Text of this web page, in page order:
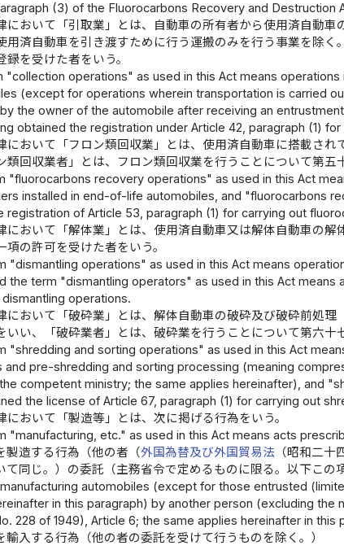
(3) of the Fluorocarbons Recovery and Destruction
において「引取業」とは、自動車の所有者から使用済自動
用済自動車を引き渡すために行う運搬のみを行う事業を除
録を受けた者をいう。
"collection operations" as used in this Act means
(except for operations wherein transportation is carried
the owner of the automobile after receiving an
obtained the registration under Article 42, paragraph (1)
において「フロン類回収業」とは、使用済自動車に搭載さ
類回収業者」とは、フロン類回収業を行うことについて第五
"fluorocarbons recovery operations" as used in this Act
installed in end-of-life automobiles, and "fluorocarbons
registration of Article 53, paragraph (1) for carrying out
において「解体業」とは、使用済自動車又は解体自動車の
項の許可を受けた者をいう。
"dismantling operations" as used in this Act means
the term "dismantling operators" as used in this Act
operations.
において「破砕業」とは、解体自動車の破砕及び破砕前処
いい、「破砕業者」とは、破砕業を行うことについて第六十
"shredding and sorting operations" as used in this Act
and pre-shredding and sorting processing (meaning
competent ministry; the same applies hereinafter), and
the license of Article 67, paragraph (1) for carrying out
において「製造等」とは、次に掲げる行為をいう。
"manufacturing, etc." as used in this Act means acts
製造する行為（他の者（外国為替及び外国貿易法 （昭和二
て同じ。）の委託（主務省令で定めるものに限る。以下この
automobiles (except for those entrusted
in this paragraph) by another person (excluding the
228 of 1949), Article 6; the same applies hereinafter in this
輸入する行為（他の者の委託を受けて行うものを除く。）